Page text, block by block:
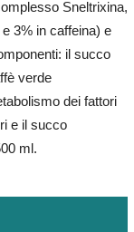
Sneltrixina,
3% in caffeina) e
il succo
verde
dei fattori
e il succo
ml.